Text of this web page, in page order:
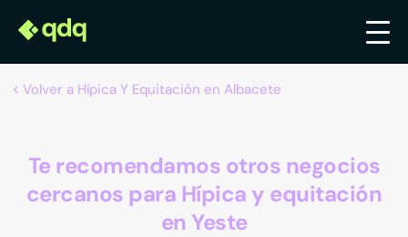
Volver a Hípica Y Equitación en Albacete
Te recomendamos otros negocios
cercanos para Hípica y equitación
en Yeste